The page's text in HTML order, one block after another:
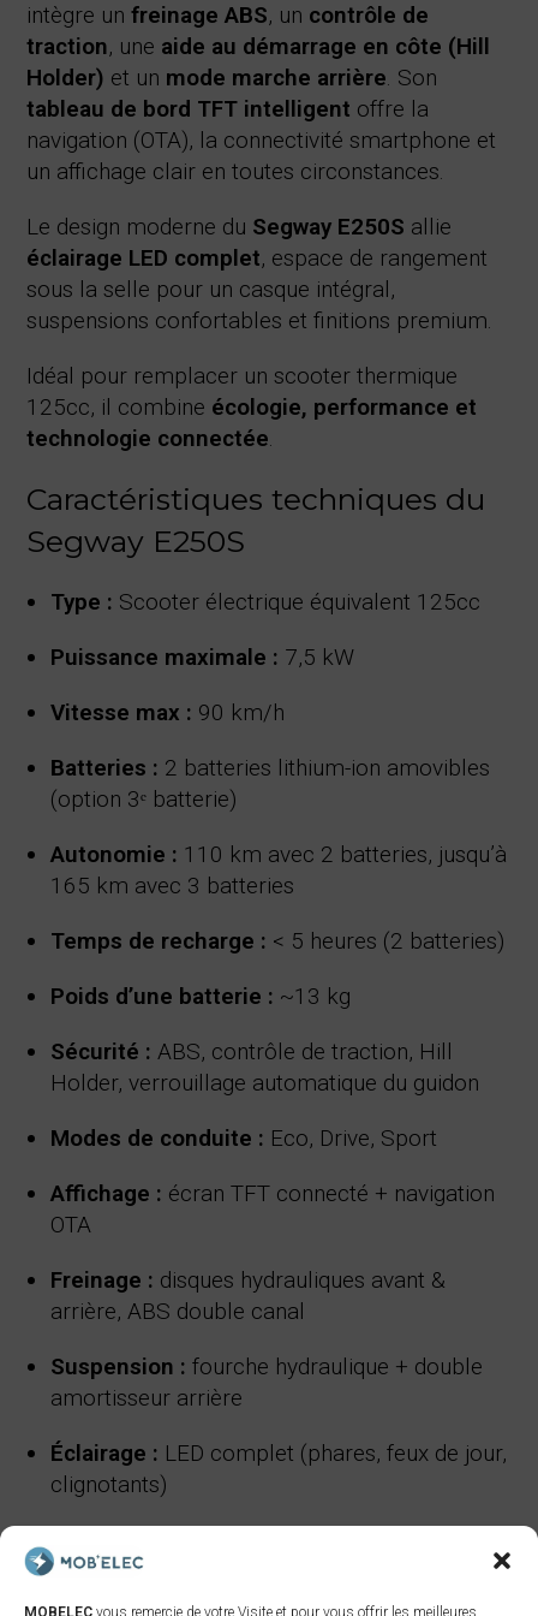
MOBELEC vous remercie de votre Visite et pour vous offrir les meilleures
intègre unfreinage ABS, un contrôle de
traction, une aide au démarrage en côte (Hill
Holder) et un mode marche arrière. Son
tableau de bord TFT intelligent offre la
navigation (OTA), la connectivité smartphone et
un affichage clair en toutes circonstances.
Le design moderne du Segway E250S allie
éclairage LED complet, espace de rangement
sous la selle pour un casque intégral,
suspensions confortables et finitions premium.
Idéal pour remplacer un scooter thermique
125cc, il combine écologie, performance et
technologie connectée.
Caractéristiques techniques du
Segway E250S
Type : Scooter électrique équivalent 125cc
Puissance maximale : 7,5 kW
Vitesse max : 90 km/h
Batteries : 2 batteries lithium-ion amovibles
(option 3ᵉ batterie)
Autonomie : 110 km avec 2 batteries, jusqu’à
165 km avec 3 batteries
Temps de recharge : < 5 heures (2 batteries)
Poids d’une batterie : ~13 kg
Sécurité : ABS, contrôle de traction, Hill
Holder, verrouillage automatique du guidon
Modes de conduite : Eco, Drive, Sport
Affichage : écran TFT connecté + navigation
OTA
Freinage : disques hydrauliques avant &
arrière, ABS double canal
Suspension : fourche hydraulique + double
amortisseur arrière
Éclairage : LED complet (phares, feux de jour,
clignotants)
intégral possible)